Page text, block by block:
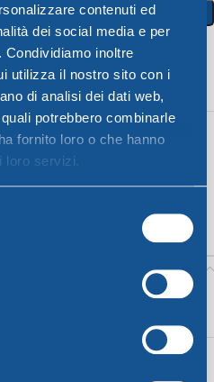
contenuti ed
dei social media e per
inoltre
utilizza il nostro sito con i
di analisi dei dati web,
potrebbero combinarle
fornito loro o che hanno
loro servizi.
Cart
now!